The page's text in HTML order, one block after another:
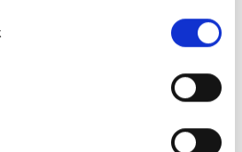
felhasználói élményt